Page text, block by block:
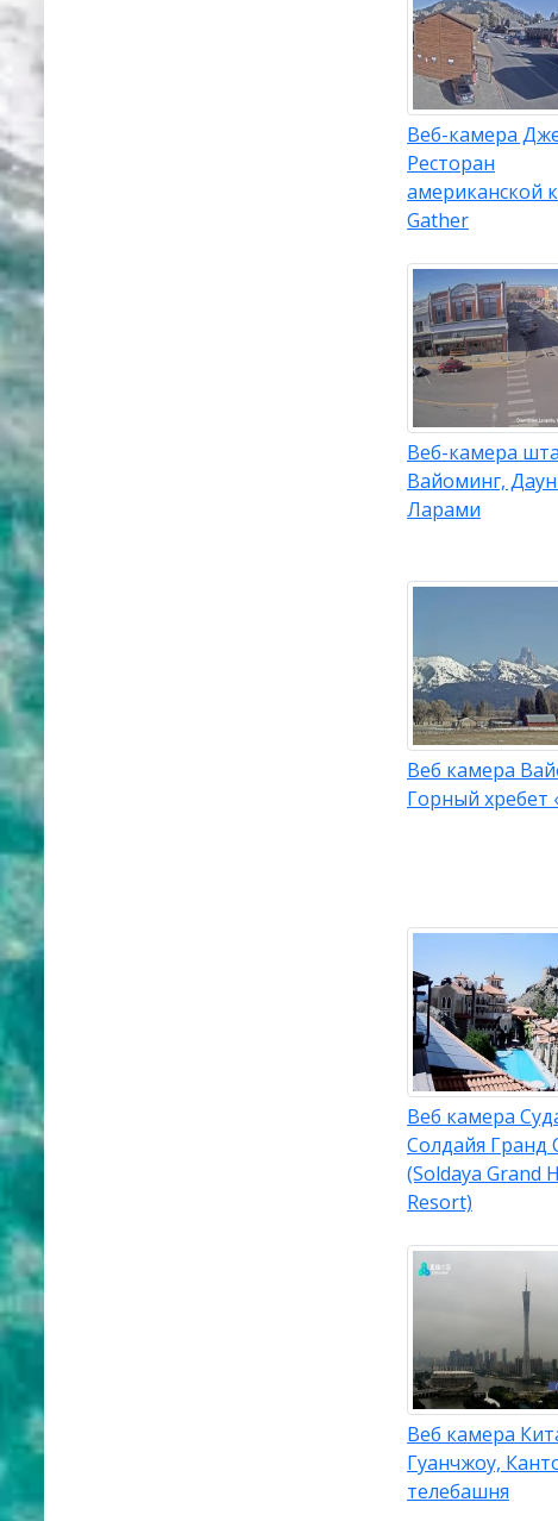
Веб-камера
Ресторан
американской
Gather
Веб-камера
Вайоминг,
Ларами
Веб камера
Горный хребет
Веб камера
Солдайя Гранд
(Soldaya Grand
Resort)
Веб камера
Гуанчжоу,
телебашня